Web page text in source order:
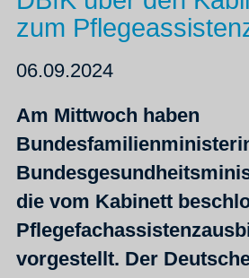
zum
06.09.2024
Am Mittwoch haben
die vom Kabinett
vorgestellt. Der